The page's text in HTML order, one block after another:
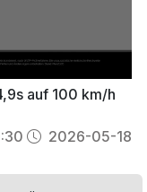
auf 100 km/h
2026-05-18